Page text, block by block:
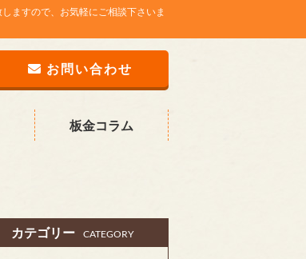
ますので、お気軽にご相談下さいま
お問い合わせ
板金コラム
カテゴリー CATEGORY